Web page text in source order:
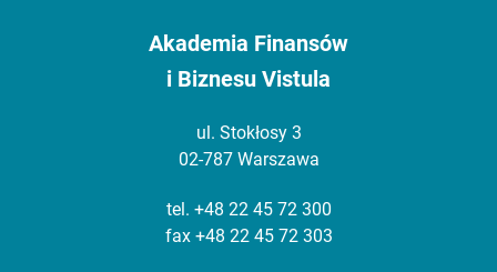
Akademia Finansów
i Biznesu Vistula
ul. Stokłosy 3
02-787 Warszawa
tel. +48 22 45 72 300
fax +48 22 45 72 303